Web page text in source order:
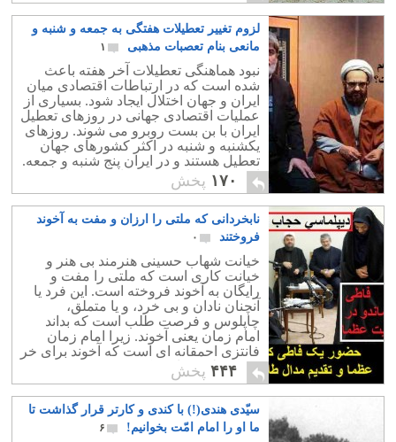
لزوم تغییر تعطیلات هفتگی به جمعه و شنبه و
مانعی بنام تعصبات مذهبی
۱
نبود هماهنگی تعطیلات آخر هفته باعث
شده است که در ارتباطات اقتصادی میان
ایران و جهان اختلال ایجاد شود. بسیاری از
عملیات اقتصادی جهانی در روزهای تعطیل
ایران با بن بست روبرو می شوند. روزهای
یکشنبه و شنبه در اکثر کشورهای جهان
تعطیل هستند و در ایران پنج شنبه و جمعه.
این بدین معناست که تنها سه روز از هفته
میان ایران و جهان ارتباط اقتصادی برقرار
است که با داشتن 30 روز تعطیلات سالیانه
همان هم در امّا و اگر است!
۱۷۰ پخش
نابخردانی که ملتی را ارزان و مفت به آخوند
فروختند
۰
خیانت شهاب حسینی هنرمند بی هنر و
خیانت کاری است که ملتی را مفت و
رایگان به آخوند فروخته است. این فرد یا
آنچنان نادان و بی خرد، و یا متملق،
چاپلوس و فرصت طلب است که بداند
امام زمان یعنی آخوند. زیرا امام زمان
فانتزی احمقانه ای است که آخوند برای خر
کردن ملتی ساخته که حتی موجب خنده و
تمسخر کودکان است.
۴۴۴ پخش
سیّدی هندی(!) با کندی و کارتر قرار گذاشت تا
ما او را امام امّت بخوانیم!
۶